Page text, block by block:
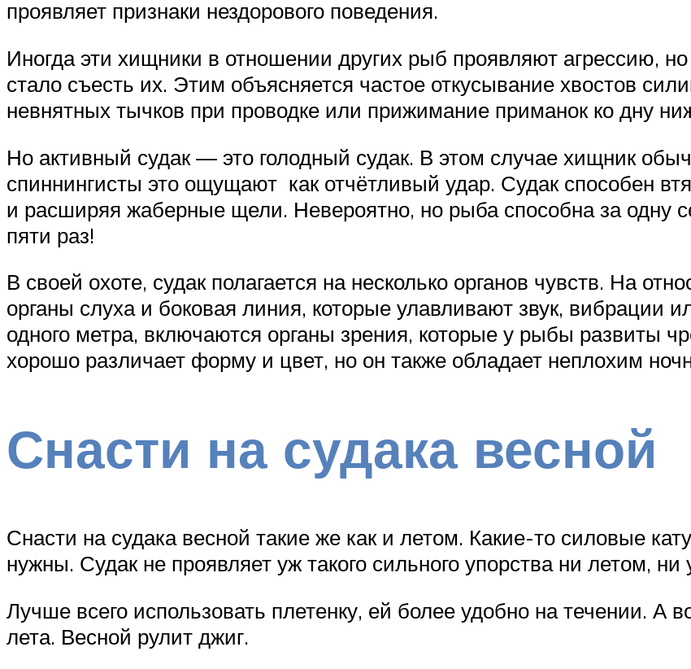
проявляет признаки нездорового поведения.
Иногда эти хищники в отношении других рыб проявляют агрессию,
стало съесть их. Этим объясняется частое откусывание хвостов
невнятных тычков при проводке или прижимание приманок ко дну
Но активный судак — это голодный судак. В этом случае хищник
спиннингисты это ощущают как отчётливый удар. Судак способен
и расширяя жаберные щели. Невероятно, но рыба способна за одну
пяти раз!
В своей охоте, судак полагается на несколько органов чувств. На
органы слуха и боковая линия, которые улавливают звук, вибрации
одного метра, включаются органы зрения, которые у рыбы развиты
хорошо различает форму и цвет, но он также обладает неплохим
Снасти на судака весной
Снасти на судака весной такие же как и летом. Какие-то силовые
нужны. Судак не проявляет уж такого сильного упорства ни летом, ни
Лучше всего использовать плетенку, ей более удобно на течении. А
лета. Весной рулит джиг.